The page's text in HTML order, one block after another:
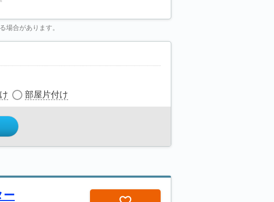
場合があります。
部屋片付け
ー